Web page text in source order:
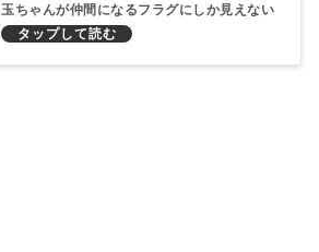
玉ちゃんが仲間になるフラグにしか見えない
件